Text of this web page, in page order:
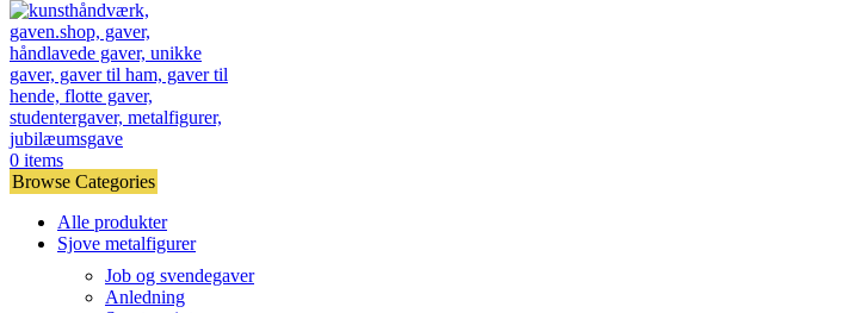
0 items
Browse Categories
Alle produkter
Sjove metalfigurer
Job og svendegaver
Anledning